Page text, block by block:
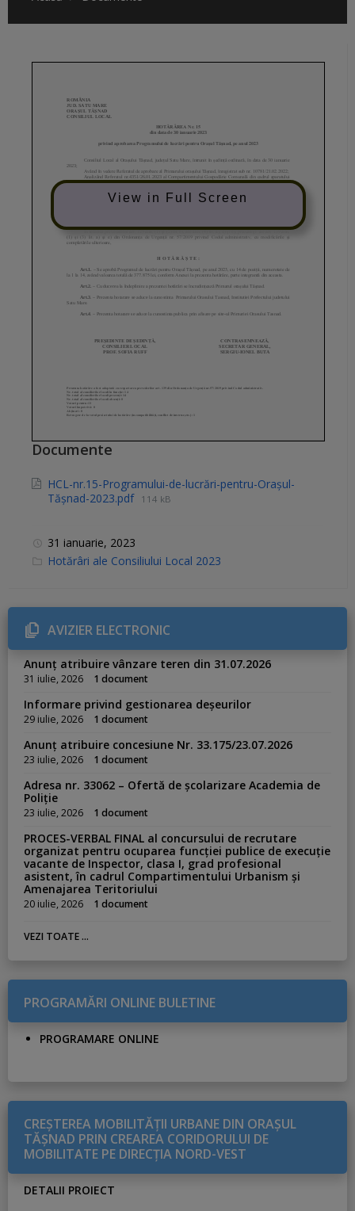
View in Full Screen
Documente
HCL-nr.15-Programului-de-lucrări-pentru-Orașul-
Tășnad-2023.pdf 114 kB
31 ianuarie, 2023
C
r
i
e
s
Hotărâri ale Consiliului Local 2023
AVIZIER ELECTRONIC
Anunț atribuire vânzare teren din 31.07.2026
31 iulie, 2026 1 document
Informare privind gestionarea deșeurilor
29 iulie, 2026 1 document
Anunț atribuire concesiune Nr. 33.175/23.07.2026
23 iulie, 2026 1 document
Adresa nr. 33062 – Ofertă de școlarizare Academia de
Poliție
23 iulie, 2026 1 document
PROCES-VERBAL FINAL al concursului de recrutare
organizat pentru ocuparea funcției publice de execuție
vacante de Inspector, clasa I, grad profesional
asistent, în cadrul Compartimentului Urbanism și
Amenajarea Teritoriului
20 iulie, 2026 1 document
VEZI TOATE ...
PROGRAMĂRI ONLINE BULETINE
PROGRAMARE ONLINE
CREŞTEREA MOBILITĂŢII URBANE DIN ORAŞUL
TĂŞNAD PRIN CREAREA CORIDORULUI DE
MOBILITATE PE DIRECŢIA NORD-VEST
DETALII PROIECT